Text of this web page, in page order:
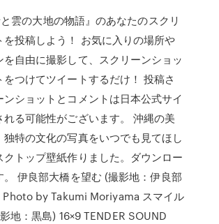
雲の大地の物語』のあなたのスクリ
を投稿しよう！ お気に入りの場所や
を自由に撮影して、スクリーンショッ
をつけてツイートするだけ！ 投稿さ
ショットとコメントは日本公式サイ
れる可能性がございます。 沖縄の美
独特の文化の写真をいつでも見てほし
クトップ壁紙作りました。ダウンロー
。 伊良部大橋を望む (撮影地：伊良部
Photo by Takumi Moriyama スマイル
地：黒島) 16×9 TENDER SOUND